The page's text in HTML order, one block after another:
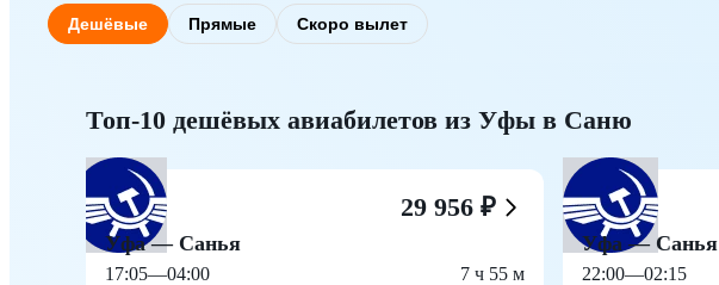
Дешёвые Прямые Скоро вылет
Топ-10 дешёвых авиабилетов из Уфы в Саню
29 956 ₽
Уфа — Санья
17:05—04:00 7 ч 55 м
Уфа — Санья
22:00—02:15